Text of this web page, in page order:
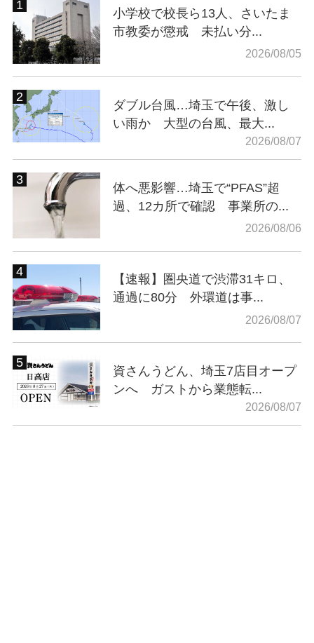
小学校で校長ら13人、さいたま
市教委が懲戒 未払い分...
2026/08/05
ダブル台風…埼玉で午後、激し
い雨か 大型の台風、最大...
2026/08/07
体へ悪影響…埼玉で“PFAS”超
過、12カ所で確認 事業所の...
2026/08/06
【速報】圏央道で渋滞31キロ、
通過に80分 外環道は事...
2026/08/07
資さんうどん、埼玉7店目オープ
ンへ ガストから業態転...
2026/08/07